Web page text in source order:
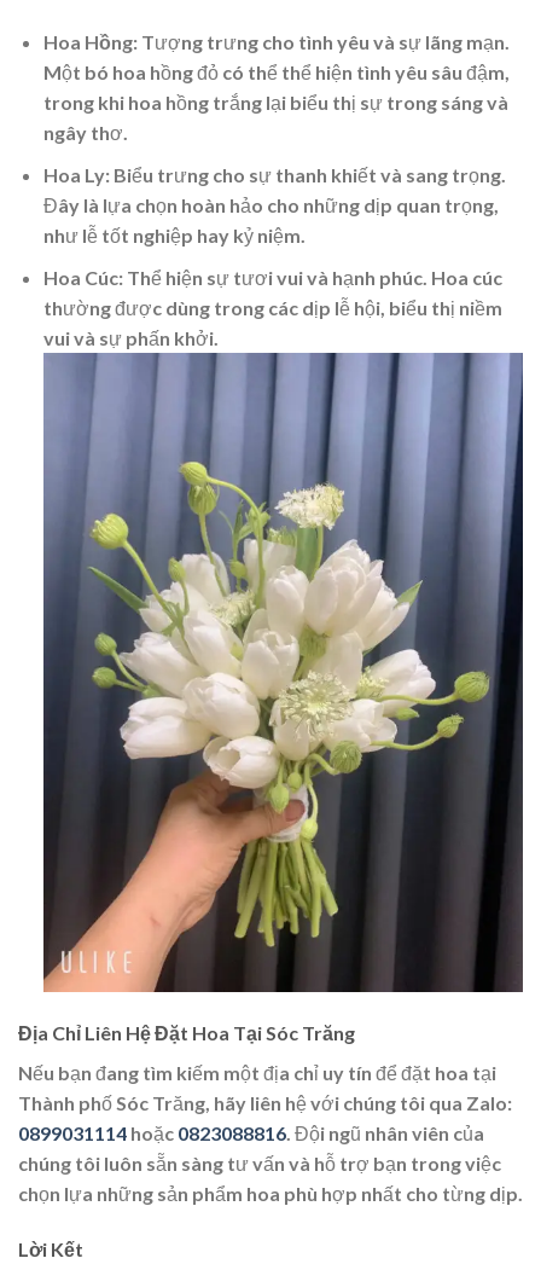
Hoa Hồng:Tượng trưng cho tình yêu và sự lãng mạn.
Một bó hoa hồng đỏ có thể thể hiện tình yêu sâu đậm,
trong khi hoa hồng trắng lại biểu thị sự trong sáng và
ngây thơ.
Hoa Ly:Biểu trưng cho sự thanh khiết và sang trọng.
Đây là lựa chọn hoàn hảo cho những dịp quan trọng,
như lễ tốt nghiệp hay kỷ niệm.
Hoa Cúc:Thể hiện sự tươi vui và hạnh phúc. Hoa cúc
thường được dùng trong các dịp lễ hội, biểu thị niềm
vui và sự phấn khởi.
Địa Chỉ Liên Hệ Đặt Hoa Tại Sóc Trăng
Nếu bạn đang tìm kiếm một địa chỉ uy tín để đặt hoa tại
Thành phố Sóc Trăng, hãy liên hệ với chúng tôi qua Zalo:
0899031114 hoặc 0823088816. Đội ngũ nhân viên của
chúng tôi luôn sẵn sàng tư vấn và hỗ trợ bạn trong việc
chọn lựa những sản phẩm hoa phù hợp nhất cho từng dịp.
Lời Kết